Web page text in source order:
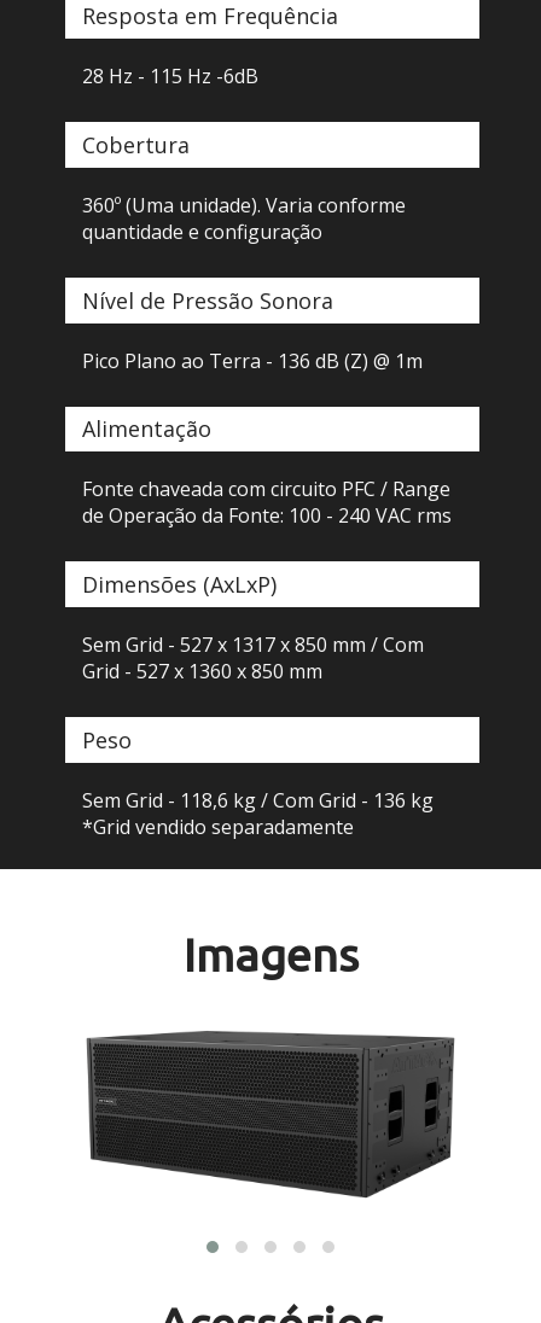
Resposta em Frequência
28 Hz - 115 Hz -6dB
Cobertura
360º (Uma unidade). Varia conforme
quantidade e configuração
Nível de Pressão Sonora
Pico Plano ao Terra - 136 dB (Z) @ 1m
Alimentação
Fonte chaveada com circuito PFC / Range
de Operação da Fonte: 100 - 240 VAC rms
Dimensões (AxLxP)
Sem Grid - 527 x 1317 x 850 mm / Com
Grid - 527 x 1360 x 850 mm
Peso
Sem Grid - 118,6 kg / Com Grid - 136 kg
*Grid vendido separadamente
Imagens